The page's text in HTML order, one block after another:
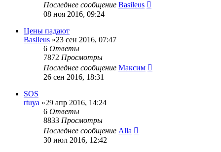
Последнее сообщение Basileus
08 ноя 2016, 09:24
Цены падают
Basileus »23 сен 2016, 07:47
6 Ответы
7872 Просмотры
Последнее сообщение Максим
26 сен 2016, 18:31
SOS
rtuya »29 апр 2016, 14:24
6 Ответы
8833 Просмотры
Последнее сообщение Alla
30 июл 2016, 12:42